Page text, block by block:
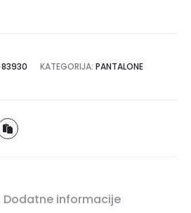
83930 KATEGORIJA: PANTALONE
Dodatne informacije